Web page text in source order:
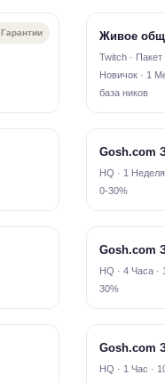
Живое
Twitch · Пакет
Новичок · 1
база ников
Gosh.com
HQ · 1
0-30%
Gosh.com
HQ · 4 Часа ·
30%
Gosh.com
HQ · 1 Час ·